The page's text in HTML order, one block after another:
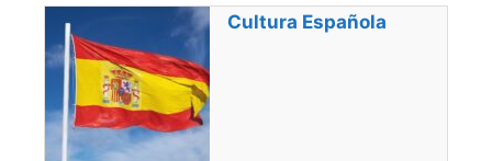
Cultura Española